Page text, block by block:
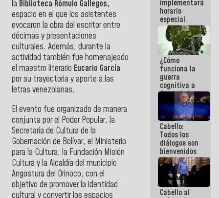
la Biblioteca Rómulo Gallegos,
espacio en el que los asistentes
evocaron la obra del escritor entre
décimas y presentaciones
culturales. Además, durante la
actividad también fue homenajeado
el maestro literario Eucario García
por su trayectoria y aporte a las
letras venezolanas.
El evento fue organizado de manera
conjunta por el Poder Popular, la
Secretaría de Cultura de la
Gobernación de Bolívar, el Ministerio
para la Cultura, la Fundación Misión
Cultura y la Alcaldía del municipio
Angostura del Orinoco, con el
objetivo de promover la identidad
cultural y convertir los espacios
embarrarla
implementará
horario
especial
para
adaptarse
al plan de
ahorro
energético
¿Cómo
funciona la
guerra
cognitiva a
favor de la
narrativa
hegemónica?
(1)
Cabello:
Todos los
diálogos son
bienvenidos
siempre que
estén en el
marco de la
Constitución
de la
Cabello al